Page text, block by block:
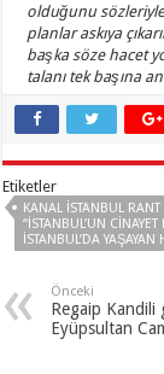
olduğunu sözleriyle
planlar askıya
başka söze hacet
talanı tek başına
Etiketler
KANAL İSTANBUL
“İSTANBUL’UN
İSTANBUL’DA
Önceki
Regaip Kandili
Eyüpsultan